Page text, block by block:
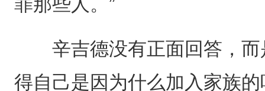
辛吉德没有正面回答，而
得自己是因为什么加入家族的